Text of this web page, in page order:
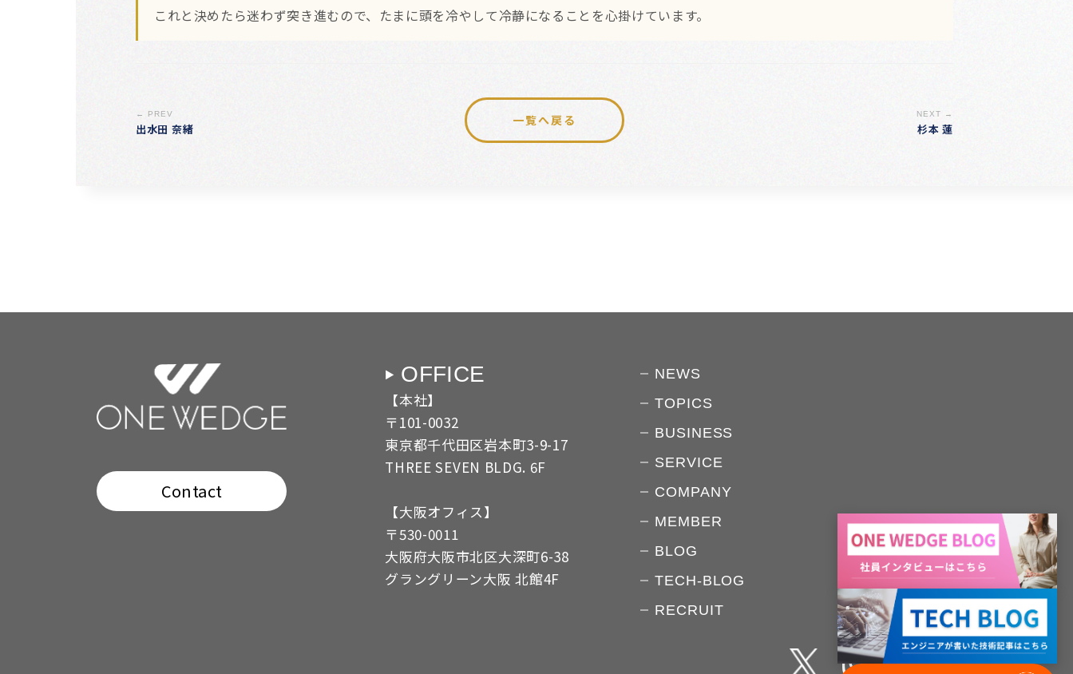
これと決めたら迷わず突き進むので、たまに頭を冷やして冷静になることを心掛けています。
← PREV
出水田 奈緒
一覧へ戻る NEXT →
杉本 蓮
Contact
OFFICE
【本社】
〒101-0032
東京都千代田区岩本町3-9-17
THREE SEVEN BLDG. 6F
【大阪オフィス】
〒530-0011
大阪府大阪市北区大深町6-38
グラングリーン大阪 北館4F
NEWS
TOPICS
BUSINESS
SERVICE
COMPANY
MEMBER
BLOG
TECH-BLOG
RECRUIT